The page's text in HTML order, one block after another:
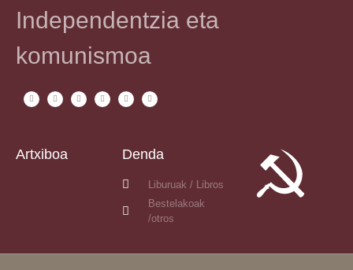
Independentzia eta
komunismoa
Artxiboa Denda
Liburuak / Libros
Bestelakoak
/otros